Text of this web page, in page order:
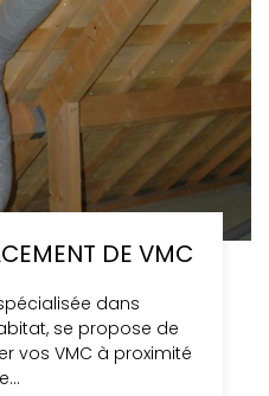
DE VMC
dans
se propose de
vos VMC à proximité